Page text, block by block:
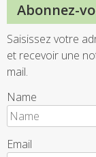
Abonnez-
Saisissez votre
et recevoir une
mail.
Name
Email